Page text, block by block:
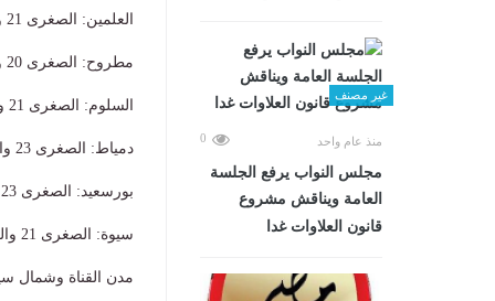
غير مصنف
منذ عام واحد 0
مجلس النواب يرفع الجلسة
العامة ويناقش مشروع
قانون العلاوات غدا
​العلمين: الصغرى 21 والعظمى 32.
​مطروح: الصغرى 20 والعظمى 30.
​السلوم: الصغرى 21 والعظمى 32.
​دمياط: الصغرى 23 والعظمى 29.
​بورسعيد: الصغرى 23 والعظمى 31.
​سيوة: الصغرى 21 والعظمى 39.
​مدن القناة وشمال